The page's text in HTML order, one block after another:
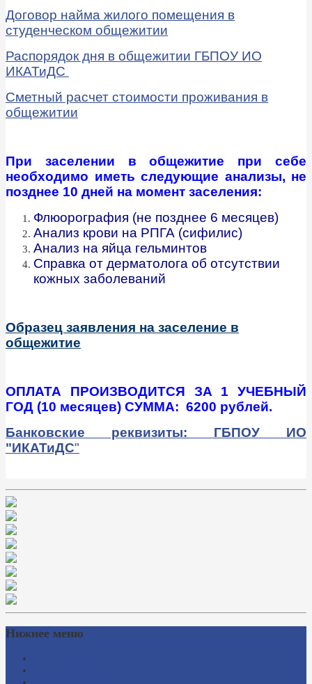
Договор найма жилого помещения в
студенческом общежитии
Распорядок дня в общежитии ГБПОУ ИО
ИКАТиДС
Сметный расчет стоимости проживания в
общежитии
При заселении в общежитие при себе
необходимо иметь следующие анализы, не
позднее 10 дней на момент заселения:
Флюорография (не позднее 6 месяцев)
Анализ крови на РПГА (сифилис)
Анализ на яйца гельминтов
Cправка от дерматолога об отсутствии
кожных заболеваний
Образец заявления на заселение в
общежитие
ОПЛАТА ПРОИЗВОДИТСЯ ЗА 1 УЧЕБНЫЙ
ГОД (10 месяцев) СУММА: 6200 рублей.
Банковские реквизиты: ГБПОУ ИО
"ИКАТиДС"
Нижнее меню